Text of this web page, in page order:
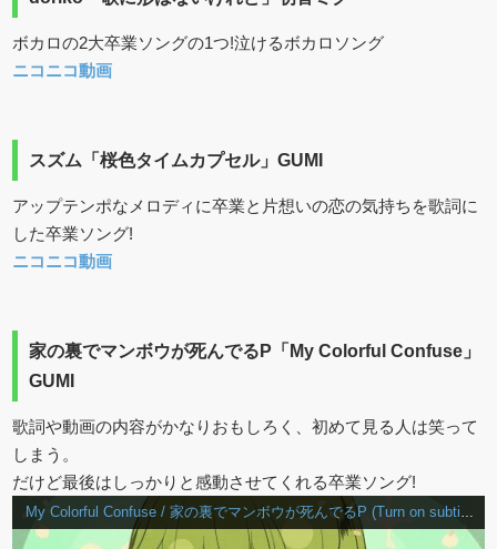
ボカロの2大卒業ソングの1つ!泣けるボカロソング
ニコニコ動画
スズム「桜色タイムカプセル」GUMI
アップテンポなメロディに卒業と片想いの恋の気持ちを歌詞に
した卒業ソング!
ニコニコ動画
家の裏でマンボウが死んでるP「My Colorful Confuse」
GUMI
歌詞や動画の内容がかなりおもしろく、初めて見る人は笑って
しまう。
だけど最後はしっかりと感動させてくれる卒業ソング!